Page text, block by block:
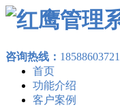
咨询热线： 18588603721
首页
功能介绍
客户案例